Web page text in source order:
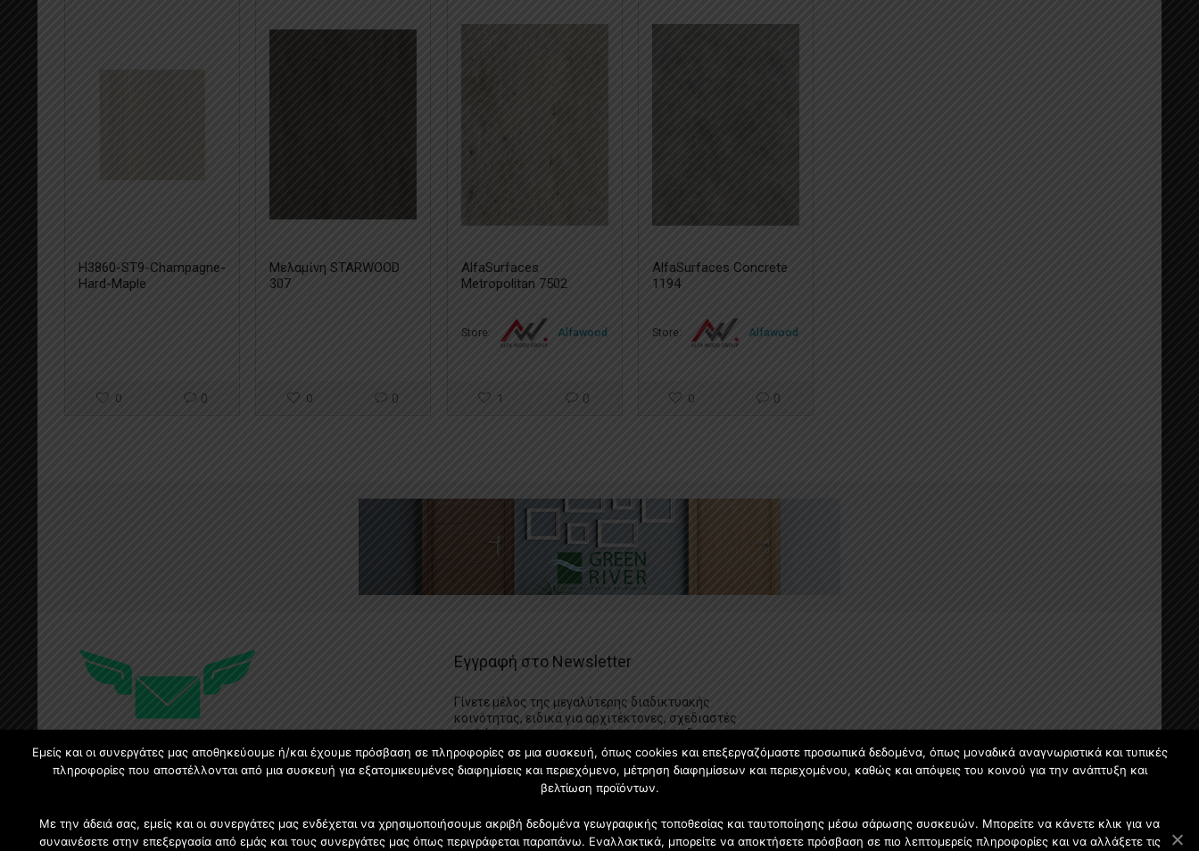
H3860-ST9-Champagne-
Hard-Maple
0 0
Μελαμίνη STARWOOD
307
0 0
AlfaSurfaces
Metropolitan 7502
Store: Alfawood
1 0
AlfaSurfaces Concrete
1194
Store: Alfawood
0 0
Εγγραφή στο Newsletter
Γίνετε μέλος της μεγαλύτερης διαδικτυακής
κοινότητας, ειδικά για αρχιτέκτονες, σχεδιαστές
και λάτρεις της κατασκευής και του σχεδιασμού
επίπλων.
Εμείς και οι συνεργάτες μας αποθηκεύουμε ή/και έχουμε πρόσβαση σε πληροφορίες σε μια συσκευή, όπως cookies και επεξεργαζόμαστε προσωπικά δεδομένα, όπως μοναδικά αναγνωριστικά και τυπικές
πληροφορίες που αποστέλλονται από μια συσκευή για εξατομικευμένες διαφημίσεις και περιεχόμενο, μέτρηση διαφημίσεων και περιεχομένου, καθώς και απόψεις του κοινού για την ανάπτυξη και
βελτίωση προϊόντων.
Με την άδειά σας, εμείς και οι συνεργάτες μας ενδέχεται να χρησιμοποιήσουμε ακριβή δεδομένα γεωγραφικής τοποθεσίας και ταυτοποίησης μέσω σάρωσης συσκευών. Μπορείτε να κάνετε κλικ για να
συναινέσετε στην επεξεργασία από εμάς και τους συνεργάτες μας όπως περιγράφεται παραπάνω. Εναλλακτικά, μπορείτε να αποκτήσετε πρόσβαση σε πιο λεπτομερείς πληροφορίες και να αλλάξετε τις